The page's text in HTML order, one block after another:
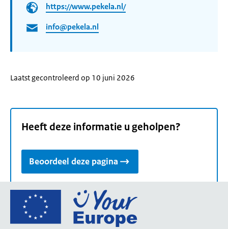
https://www.pekela.nl/
info@pekela.nl
Laatst gecontroleerd op 10 juni 2026
Heeft deze informatie u geholpen?
Beoordeel deze pagina
Ga
de